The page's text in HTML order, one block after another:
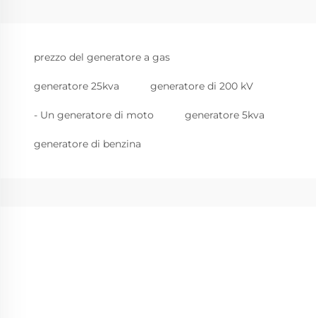
prezzo del generatore a gas
generatore 25kva generatore di 200 kV
- Un generatore di moto generatore 5kva
generatore di benzina